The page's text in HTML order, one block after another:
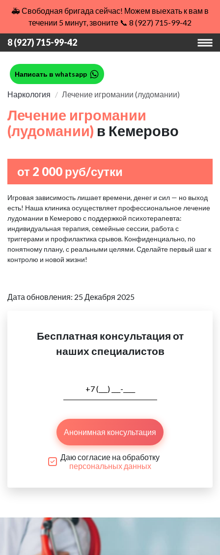
🚑 Свободная бригада сейчас! Можем выехать к вам в
течении 5 минут, звоните 📞 8 (927) 715-99-42
8 (927) 715-99-42
Написать в whatsapp
Наркология Лечение игромании (лудомании)
Лечение игромании
(лудомании) в Кемерово
от 2 000 руб/сутки
Игровая зависимость лишает времени, денег и сил — но выход
есть! Наша клиника осуществляет профессиональное лечение
лудомании в Кемерово с поддержкой психотерапевта:
индивидуальная терапия, семейные сессии, работа с
триггерами и профилактика срывов. Конфиденциально, по
понятному плану, с реальными целями. Сделайте первый шаг к
контролю и новой жизни!
Дата обновления: 25 Декабря 2025
Бесплатная консультация от
наших специалистов
Анонимная консультация
Даю согласие на обработку
персональных данных